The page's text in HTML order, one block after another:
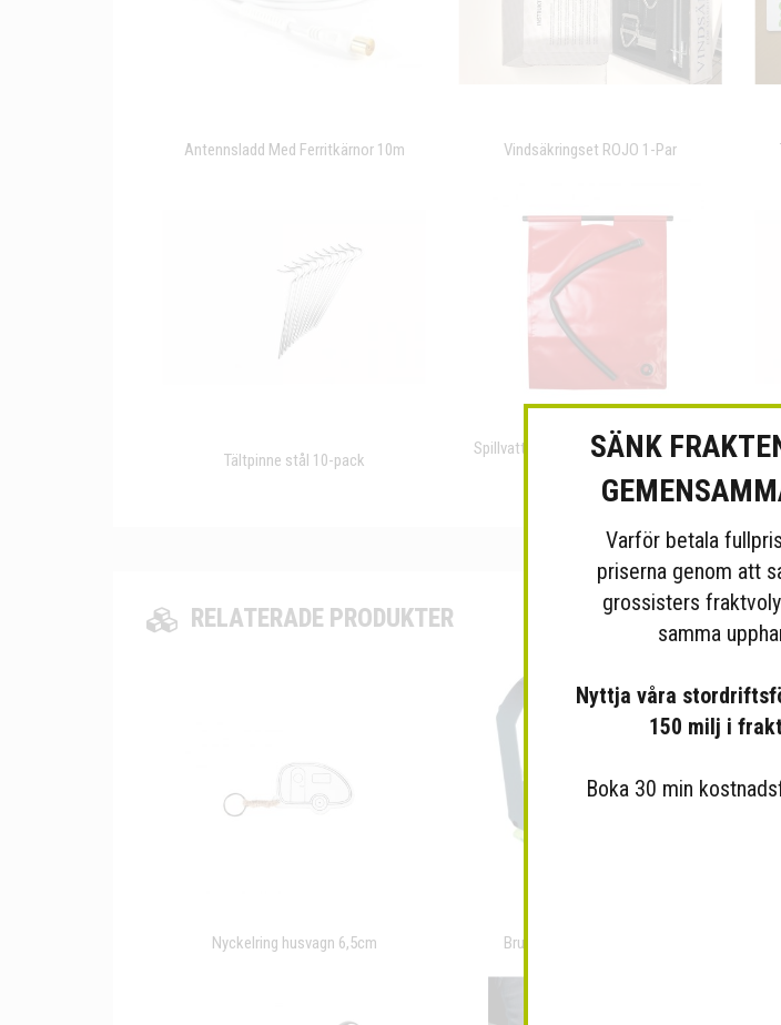
Antennsladd Med Ferritkärnor 10m Vindsäkringset ROJO 1-Par
Tältpinne stål 10-pack
Spillvattenlunga Silver eller Röd, Med
RELATERADE PRODUKTER
Nyckelring husvagn 6,5cm Brunton Mirrored Sighting...
SÄNK
Varför betala
priserna genom att
grossisters
samma
Nyttja våra
150 milj i
Boka 30 min